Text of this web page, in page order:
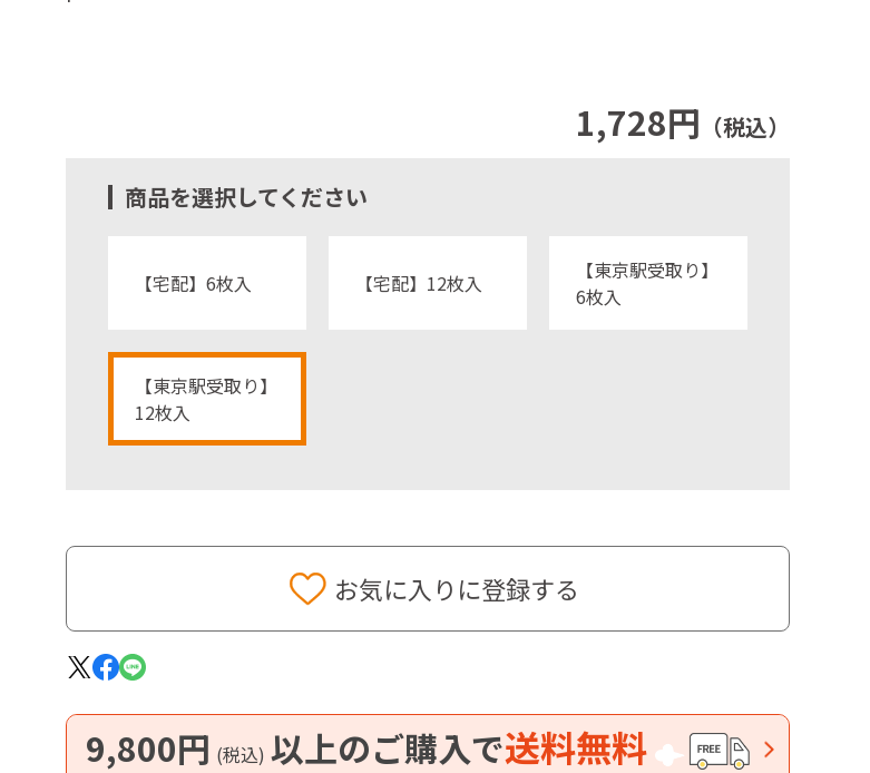
1,728円 （税込）
商品を選択してください
【宅配】6枚入 【宅配】12枚入
【東京駅受取り】
6枚入
【東京駅受取り】
12枚入
お気に入りに登録する
9,800円 (税込) 以上のご購入で送料無料